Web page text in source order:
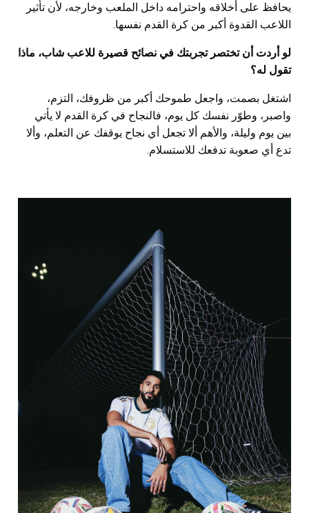
يحافظ على أخلاقه واحترامه داخل الملعب وخارجه، لأن تأثير
اللاعب القدوة أكبر من كرة القدم نفسها.
لو أردت أن تختصر تجربتك في نصائح قصيرة للاعب شاب، ماذا
تقول له؟
اشتغل بصمت، واجعل طموحك أكبر من ظروفك، التزم،
واصبر، وطوّر نفسك كل يوم، فالنجاح في كرة القدم لا يأتي
بين يوم وليلة، والأهم ألا تجعل أي نجاح يوقفك عن التعلم، وألا
تدع أي صعوبة تدفعك للاستسلام.